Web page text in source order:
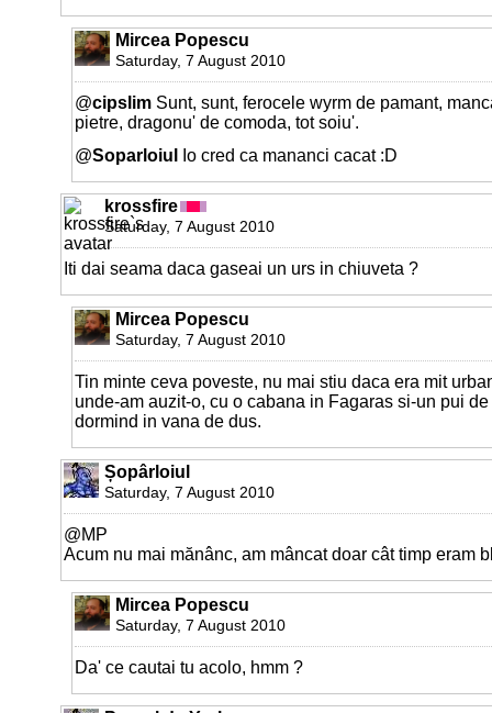
Mircea Popescu
Saturday, 7 August 2010
@cipslim Sunt, sunt, ferocele wyrm de pamant,
pietre, dragonu' de comoda, tot soiu'.
@Soparloiul Io cred ca mananci cacat :D
krossfire
Saturday, 7 August 2010
Iti dai seama daca gaseai un urs in chiuveta ?
Mircea Popescu
Saturday, 7 August 2010
Tin minte ceva poveste, nu mai stiu daca era mit
unde-am auzit-o, cu o cabana in Fagaras si-un pui
dormind in vana de dus.
Șopârloiul
Saturday, 7 August 2010
@MP
Acum nu mai mănânc, am mâncat doar cât timp eram
Mircea Popescu
Saturday, 7 August 2010
Da' ce cautai tu acolo, hmm ?